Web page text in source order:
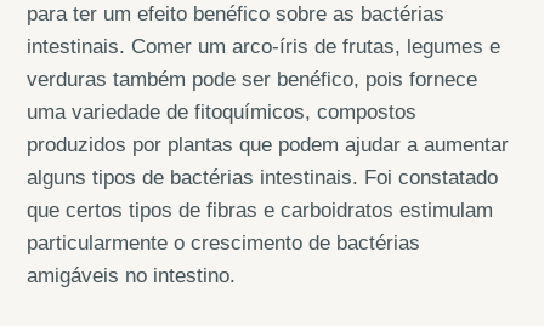
para ter um efeito benéfico sobre as bactérias
intestinais. Comer um arco-íris de frutas, legumes e
verduras também pode ser benéfico, pois fornece
uma variedade de fitoquímicos, compostos
produzidos por plantas que podem ajudar a aumentar
alguns tipos de bactérias intestinais. Foi constatado
que certos tipos de fibras e carboidratos estimulam
particularmente o crescimento de bactérias
amigáveis ​​no intestino.